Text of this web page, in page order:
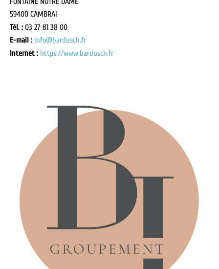
59400 CAMBRAI
Tél. : 03 27 81 38 00
E-mail : info@bardusch.fr
Internet : https://www.bardusch.fr